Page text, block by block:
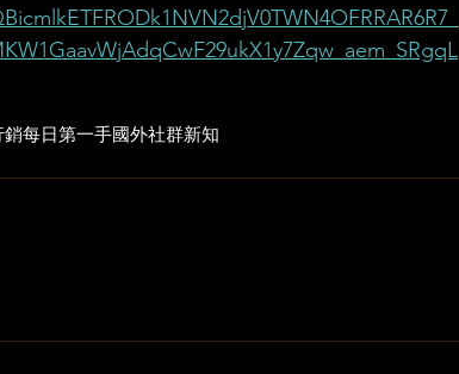
銷每日第一手國外社群新知